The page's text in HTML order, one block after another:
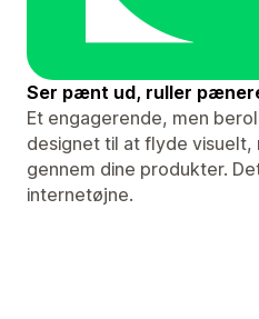
Ser pænt ud, ruller
Et engagerende, men
designet til at flyde
gennem dine produkter.
internetøjne.